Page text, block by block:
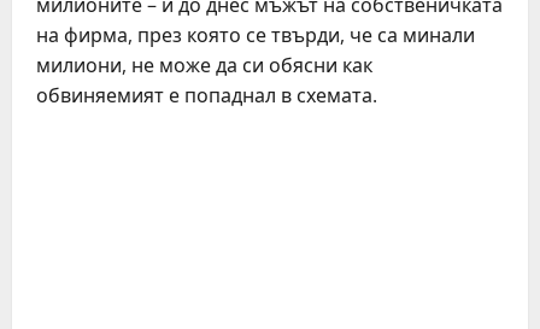
на фирма, през която се твърди, че са минали
милиони, не може да си обясни как
обвиняемият е попаднал в схемата.